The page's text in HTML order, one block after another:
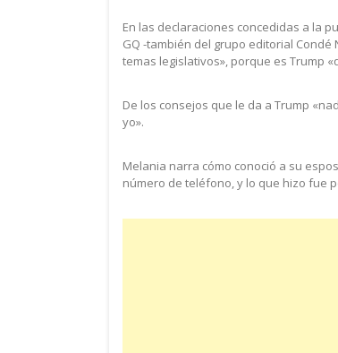
En las declaraciones concedidas a la
GQ -también del grupo editorial
temas legislativos», porque es Trump
De los consejos que le da a Trump
yo».
Melania narra cómo conoció a su
número de teléfono, y lo que hizo fue